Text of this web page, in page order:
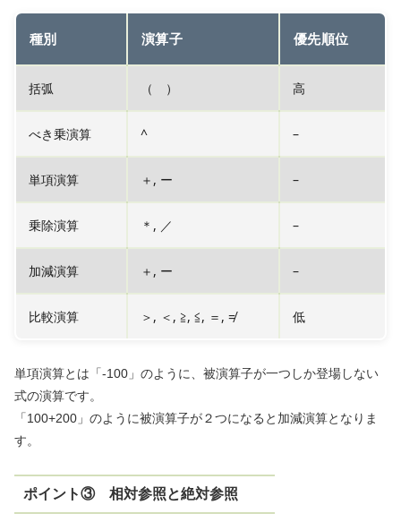
種別 演算子 優先順位
括弧 （ ） 高
べき乗演算 ^ –
単項演算 ＋, ー –
乗除演算 ＊, ／ –
加減演算 ＋, ー –
比較演算 ＞, ＜, ≧, ≦, ＝, ≠ 低
単項演算とは「-100」のように、被演算子が一つしか登場しない
式の演算です。
「100+200」のように被演算子が２つになると加減演算となりま
す。
ポイント③ 相対参照と絶対参照